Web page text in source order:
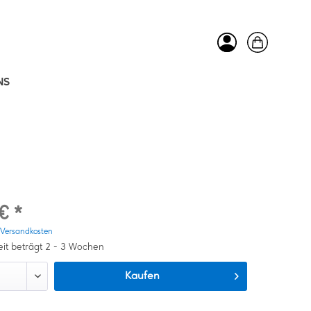
*
beträgt 2 - 3 Wochen
Kaufen